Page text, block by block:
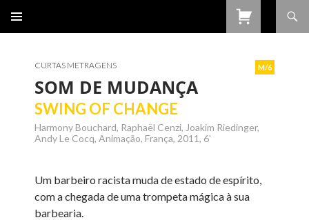
CONTEÚDO
CURTAS METRAGENS M/6
SOM DE MUDANÇA
SWING OF CHANGE
Harmony Bouchard, Raphaël Cenzi, Joakim Riedinger,
Andy Le Cocq, Animação, França, 2011, 6'
Um barbeiro racista muda de estado de espírito,
com a chegada de uma trompeta mágica à sua
barbearia.